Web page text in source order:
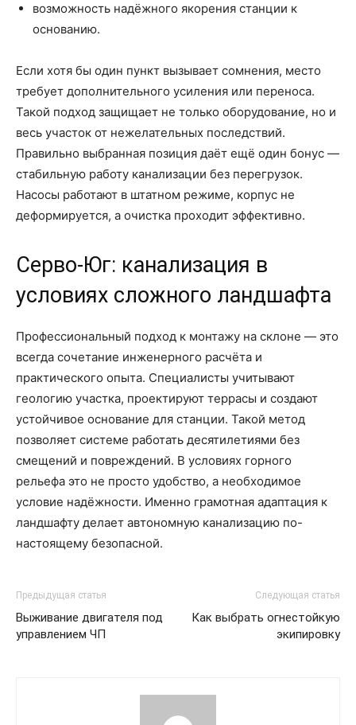
возможность надёжного якорения станции к
основанию.
Если хотя бы один пункт вызывает сомнения, место
требует дополнительного усиления или переноса.
Такой подход защищает не только оборудование, но и
весь участок от нежелательных последствий.
Правильно выбранная позиция даёт ещё один бонус —
стабильную работу канализации без перегрузок.
Насосы работают в штатном режиме, корпус не
деформируется, а очистка проходит эффективно.
Серво-Юг: канализация в
условиях сложного ландшафта
Профессиональный подход к монтажу на склоне — это
всегда сочетание инженерного расчёта и
практического опыта. Специалисты учитывают
геологию участка, проектируют террасы и создают
устойчивое основание для станции. Такой метод
позволяет системе работать десятилетиями без
смещений и повреждений. В условиях горного
рельефа это не просто удобство, а необходимое
условие надёжности. Именно грамотная адаптация к
ландшафту делает автономную канализацию по-
настоящему безопасной.
Предыдущая статья
Выживание двигателя под
управлением ЧП
Следующая статья
Как выбрать огнестойкую
экипировку